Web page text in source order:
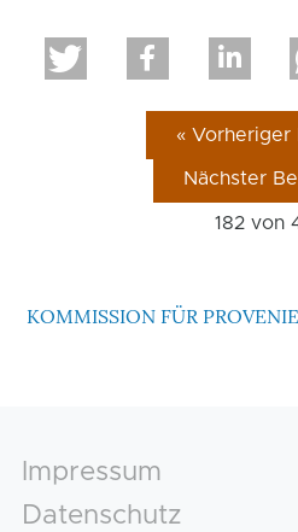
« Vorheriger
Nächster
182 von
KOMMISSION FÜR
Footer
Impressum
Datenschutz